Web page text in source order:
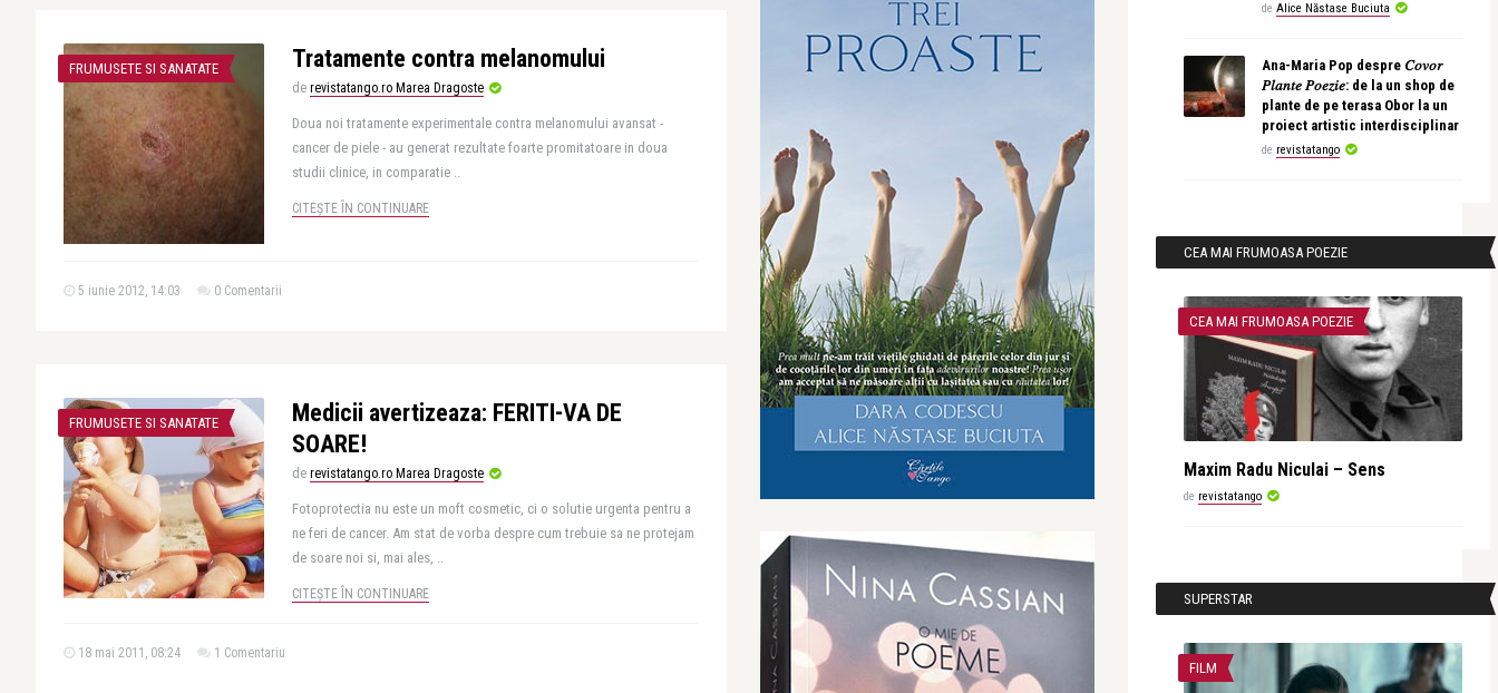
FRUMUSETE SI SANATATE Tratamente contra melanomului
de revistatango.ro Marea Dragoste
Doua noi tratamente experimentale contra melanomului avansat -
cancer de piele - au generat rezultate foarte promitatoare in doua
studii clinice, in comparatie ..
CITEȘTE ÎN CONTINUARE
5 iunie 2012, 14:03 0 Comentarii
FRUMUSETE SI SANATATE
Medicii avertizeaza: FERITI-VA DE
SOARE!
de revistatango.ro Marea Dragoste
Fotoprotectia nu este un moft cosmetic, ci o solutie urgenta pentru a
ne feri de cancer. Am stat de vorba despre cum trebuie sa ne protejam
de soare noi si, mai ales, ..
CITEȘTE ÎN CONTINUARE
18 mai 2011, 08:24 1 Comentariu
de Alice Năstase Buciuta
Ana-Maria Pop despre 𝐶𝑜𝑣𝑜𝑟
𝑃𝑙𝑎𝑛𝑡𝑒 𝑃𝑜𝑒𝑧𝑖𝑒: de la un shop de
plante de pe terasa Obor la un
proiect artistic interdisciplinar
de revistatango
CEA MAI FRUMOASA POEZIE
CEA MAI FRUMOASA POEZIE
Maxim Radu Niculai – Sens
de revistatango
SUPERSTAR
FILM